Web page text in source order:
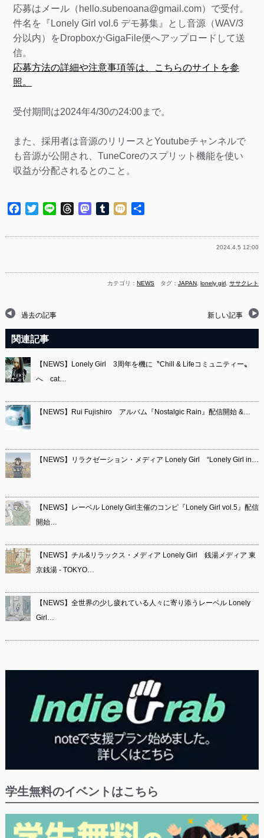
応募はメール（hello.subenoana@gmail.com）で受付。
件名を『Lonely Girl vol.6 デモ募集』とし音源（WAV/3
分以内）をDropboxかGigaFile便へアップロードして送
信。
応募方法の詳細や注意事項等は、こちらのサイトを参
照。
受付期間は2024年4/30の24:00まで。
また、採用者は音源のリリースとYoutubeチャンネルで
も音源が公開され、TuneCoreのスプリット機能を使い
収益が分配されるとのこと。
Facebook
TwitterLine ThreadsMastodon
Tumblr
Mixi
2024.4.5 12:00
カテゴリ：NEWS タグ：JAPAN,lonely girl,ササクレト
過去の記事 新しい記事
関連記事
【NEWS】Lonely Girl 3周年を機に〝Chill & Lifeコミュニティー〟
へ cat…
【NEWS】Rui Fujishiro アルバム『Nostalgic Rain』配信開始 &…
【NEWS】リラクゼーション・メディア Lonely Girl “Lonely Girl in…
【NEWS】レーベル Lonely Girl主催のコンピ『Lonely Girl vol.5』配信
開始…
【NEWS】チル&リラックス・メディア Lonely Girl 銭湯メディア 東
京銭湯 - TOKYO…
【NEWS】全世界の少し疲れている人々に寄り添うレーベル Lonely
Girl…
学生無料のイベントはこちら